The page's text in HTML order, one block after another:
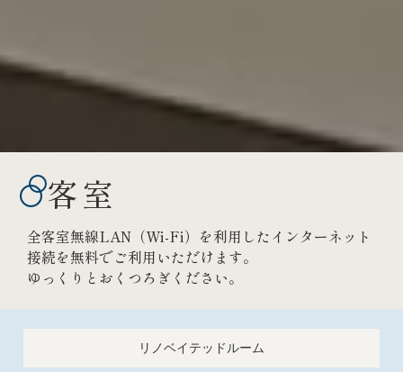
客室
全客室無線LAN（Wi-Fi）を利用したインターネット
接続を無料でご利用いただけます。
ゆっくりとおくつろぎください。
リノベイテッドルーム